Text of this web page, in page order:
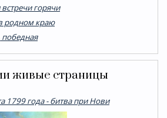
горячи
родном краю
живые страницы
1799 года - битва при Нови